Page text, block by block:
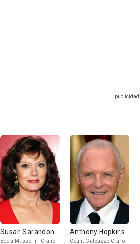
Susan Sarandon
Edda Mussolini Ciano
Anthony Hopkins
Count Galeazzo Ciano